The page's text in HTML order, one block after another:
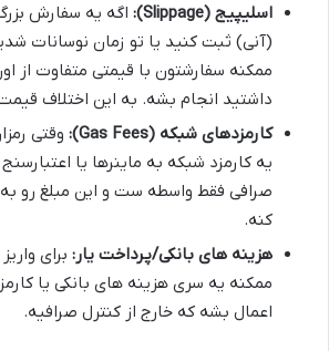
اسلیپیج (Slippage):
اگه یه سفارش
(آنی) ثبت کنید یا تو زمان نوسانات
ممکنه سفارشتون با قیمتی متفاوت از
داشتید انجام بشه. به این اختلاف
کارمزدهای شبکه (Gas Fees):
وقتی
یه کارمزد شبکه به ماینرها یا
صرافی فقط واسطه ست و این مبلغ رو
کنه.
هزینه های بانکی/پرداخت یار: برای
ممکنه یه سری هزینه های بانکی یا
اعمال بشه که خارج از کنترل صرافیه.